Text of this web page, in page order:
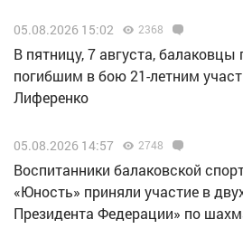
05.08.2026 15:02 2368
В пятницу, 7 августа, балаковцы
погибшим в бою 21-летним
Лиференко
05.08.2026 14:57 2748
Воспитанники балаковской
«Юность» приняли участие в
Президента Федерации» по